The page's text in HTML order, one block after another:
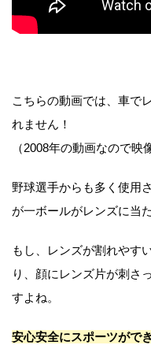
こちらの動画では、車で
れません！
（2008年の動画なので映
野球選手からも多く使用
が一ボールがレンズに当
もし、レンズが割れやす
り、顔にレンズ片が刺さ
すよね。
安心安全にスポーツがで